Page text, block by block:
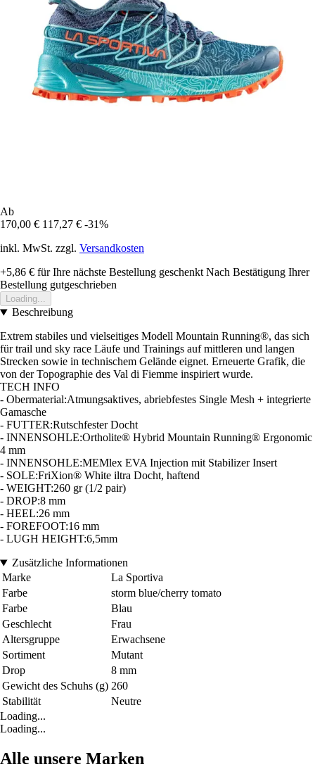
Ab
170,00 € 117,27 € -31%
inkl. MwSt. zzgl. Versandkosten
+5,86 € für Ihre nächste Bestellung geschenkt Nach Bestätigung Ihrer
Bestellung gutgeschrieben
Loading...
Beschreibung
Extrem stabiles und vielseitiges Modell Mountain Running®, das sich
für trail und sky race Läufe und Trainings auf mittleren und langen
Strecken sowie in technischem Gelände eignet. Erneuerte Grafik, die
von der Topographie des Val di Fiemme inspiriert wurde.
TECH INFO
- Obermaterial:Atmungsaktives, abriebfestes Single Mesh + integrierte
Gamasche
- FUTTER:Rutschfester Docht
- INNENSOHLE:Ortholite® Hybrid Mountain Running® Ergonomic
4 mm
- INNENSOHLE:MEMlex EVA Injection mit Stabilizer Insert
- SOLE:FriXion® White iltra Docht, haftend
- WEIGHT:260 gr (1/2 pair)
- DROP:8 mm
- HEEL:26 mm
- FOREFOOT:16 mm
- LUGH HEIGHT:6,5mm
Zusätzliche Informationen
Marke
La Sportiva
Farbe
storm blue/cherry tomato
Farbe
Blau
Geschlecht
Frau
Altersgruppe
Erwachsene
Sortiment
Mutant
Drop
8 mm
Gewicht des Schuhs (g) 260
Stabilität
Neutre
Loading...
Loading...
Alle unsere Marken